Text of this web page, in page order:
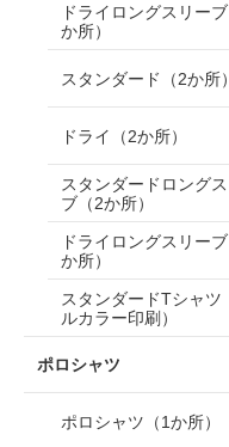
ドライロングスリーブ
か所）
スタンダード（2か所）
ドライ（2か所）
スタンダードロング
ブ（2か所）
ドライロングスリー
か所）
スタンダードTシャツ
ルカラー印刷）
ポロシャツ
ポロシャツ（1か所）